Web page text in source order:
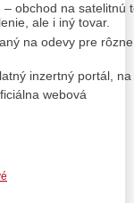
– obchod na satelitnú
ale i iný tovar.
na odevy pre
inzertný portál,
webová